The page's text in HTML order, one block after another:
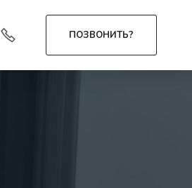
ПОЗВОНИТЬ?